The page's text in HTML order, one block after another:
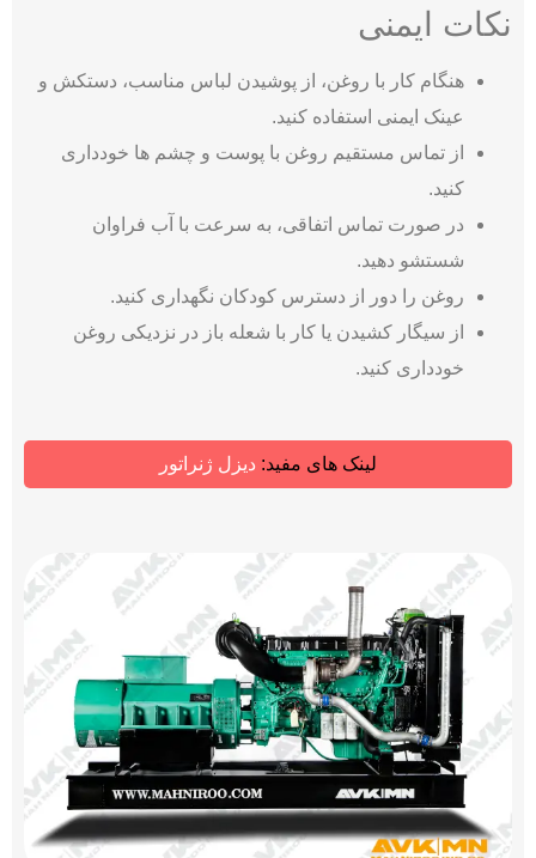
نکات ایمنی
هنگام کار با روغن، از پوشیدن لباس مناسب، دستکش و
عینک ایمنی استفاده کنید.
از تماس مستقیم روغن با پوست و چشم‌ ها خودداری
کنید.
در صورت تماس اتفاقی، به سرعت با آب فراوان
شستشو دهید.
روغن را دور از دسترس کودکان نگهداری کنید.
از سیگار کشیدن یا کار با شعله باز در نزدیکی روغن
خودداری کنید.
لینک های مفید: دیزل ژنراتور